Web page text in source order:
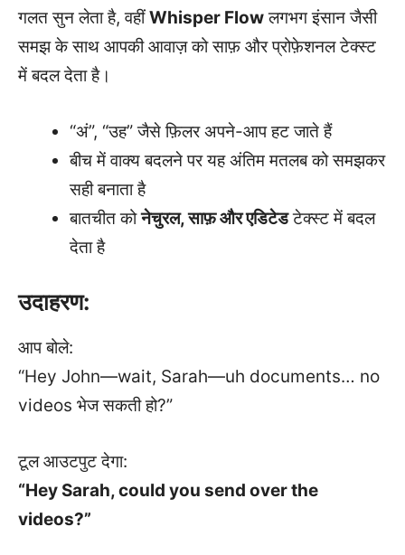
गलत सुन लेता है, वहींWhisper Flowलगभग इंसान जैसी
समझ के साथ आपकी आवाज़ को साफ़ और प्रोफ़ेशनल टेक्स्ट
में बदल देता है।
“अं”, “उह” जैसे फ़िलर अपने-आप हट जाते हैं
बीच में वाक्य बदलने पर यह अंतिम मतलब को समझकर
सही बनाता है
बातचीत कोनेचुरल, साफ़ और एडिटेडटेक्स्ट में बदल
देता है
उदाहरण:
आप बोले:
“Hey John—wait, Sarah—uh documents… no
videos भेज सकती हो?”
टूल आउटपुट देगा:
“Hey Sarah, could you send over the
videos?”